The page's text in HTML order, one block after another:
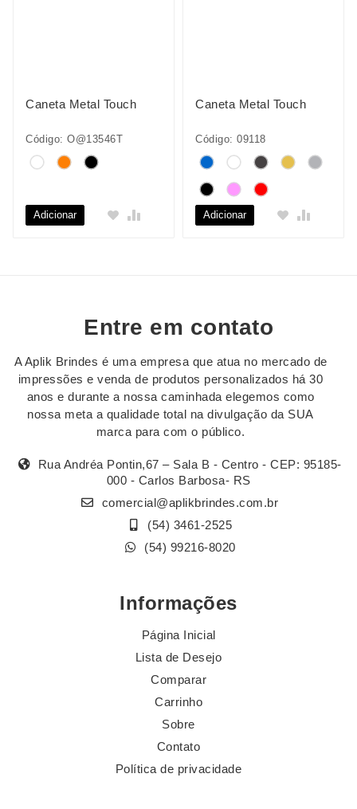
Caneta Metal Touch
Código: O@13546T
Adicionar
Caneta Metal Touch
Código: 09118
Adicionar
Entre em contato
A Aplik Brindes é uma empresa que atua no mercado de
impressões e venda de produtos personalizados há 30
anos e durante a nossa caminhada elegemos como
nossa meta a qualidade total na divulgação da SUA
marca para com o público.
Rua Andréa Pontin,67 – Sala B - Centro - CEP: 95185-
000 - Carlos Barbosa- RS
comercial@aplikbrindes.com.br
(54) 3461-2525
(54) 99216-8020
Informações
Página Inicial
Lista de Desejo
Comparar
Carrinho
Sobre
Contato
Política de privacidade